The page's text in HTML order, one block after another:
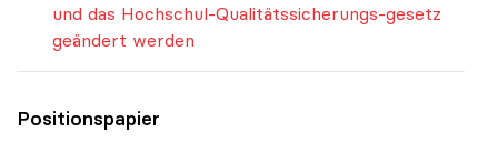
und das Hochschul-Qualitätssicherungs-gesetz
geändert werden
Positionspapier